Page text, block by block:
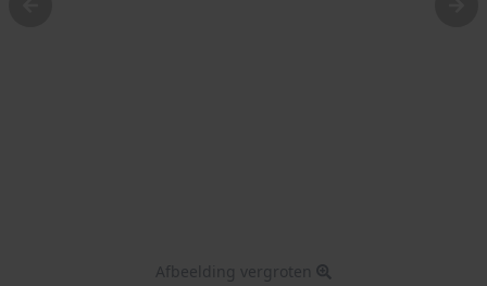
Afbeelding vergroten